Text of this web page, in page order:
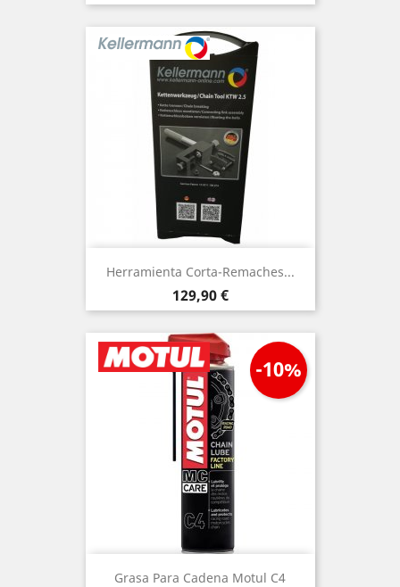
Herramienta Corta-Remaches...
Precio
129,90 €
Grasa Para Cadena Motul C4
-10%